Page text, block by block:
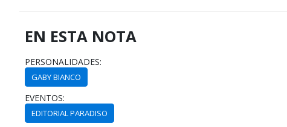
EN ESTA NOTA
PERSONALIDADES:
GABY BIANCO
EVENTOS:
EDITORIAL PARADISO